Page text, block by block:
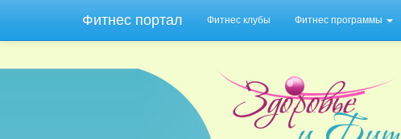
Фитнес портал Фитнес клубы Фитнес программы